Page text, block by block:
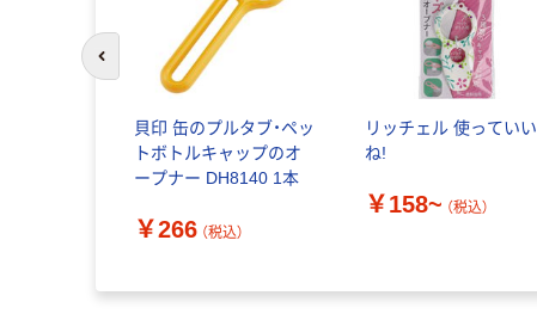
貝印 缶のプルタブ・ペッ
トボトルキャップのオ
ープナー DH8140 1本
￥266 （税込）
リッチェル 使っていい
ね!
￥158~ （税込）
前のスライドへ